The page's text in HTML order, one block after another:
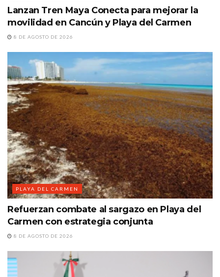
Lanzan Tren Maya Conecta para mejorar la
movilidad en Cancún y Playa del Carmen
8 DE AGOSTO DE 2026
PLAYA DEL CARMEN
Refuerzan combate al sargazo en Playa del
Carmen con estrategia conjunta
8 DE AGOSTO DE 2026